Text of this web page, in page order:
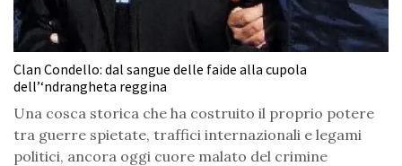
Clan Condello: dal sangue delle faide alla cupola
dell’‘ndrangheta reggina
Una cosca storica che ha costruito il proprio potere
tra guerre spietate, traffici internazionali e legami
politici, ancora oggi cuore malato del crimine